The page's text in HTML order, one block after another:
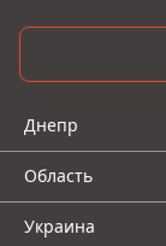
Днепр
Область
Украина